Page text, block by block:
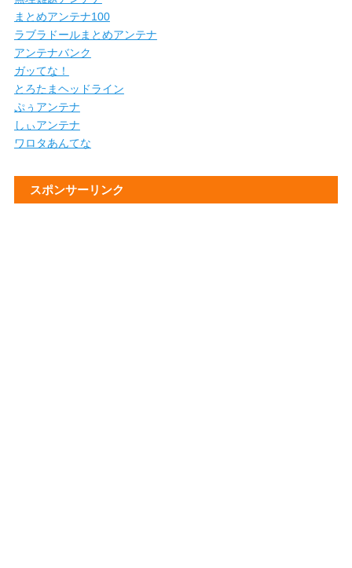
まとめアンテナ100
ラブラドールまとめアンテナ
アンテナバンク
ガッてな！
とろたまヘッドライン
ぷぅアンテナ
しぃアンテナ
ワロタあんてな
スポンサーリンク